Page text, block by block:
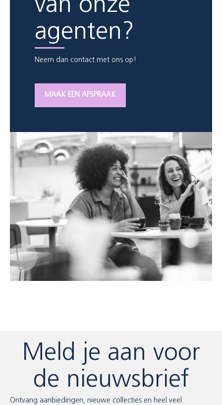
van onze
agenten?
Neem dan contact met ons op!
MAAK EEN AFSPRAAK
Meld je aan voor
de nieuwsbrief
Ontvang aanbiedingen, nieuwe collecties en heel veel